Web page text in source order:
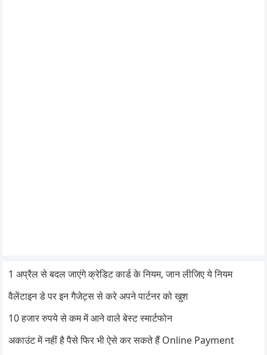
1 अप्रैल से बदल जाएंगे क्रेडिट कार्ड के नियम, जान लीजिए ये नियम
वैलेंटाइन डे पर इन गैजेट्स से करे अपने पार्टनर को खुश
10 हजार रुपये से कम में आने वाले बेस्ट स्मार्टफोन
अकाउंट में नहीं है पैसे फिर भी ऐसे कर सकते हैं Online Payment